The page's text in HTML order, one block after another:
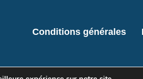
Conditions générales